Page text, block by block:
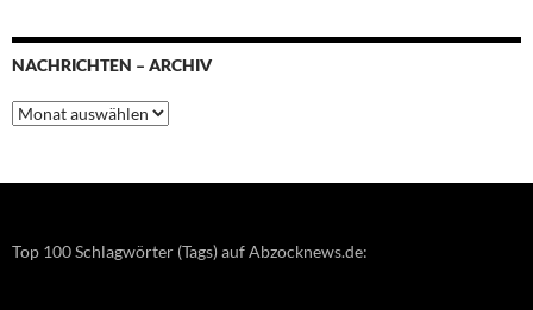
NACHRICHTEN – ARCHIV
Nachrichten
–
Top 100 Schlagwörter (Tags) auf Abzocknews.de: